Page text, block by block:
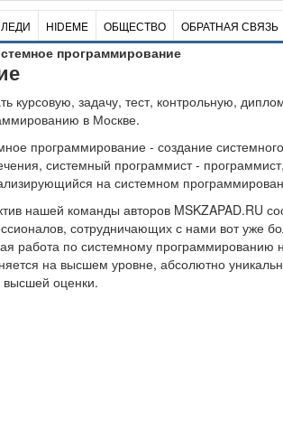
ЛЕДИ HIDEME ОБЩЕСТВО ОБРАТНАЯ СВЯЗЬ
программирование
курсовую, задачу, тест, контрольную,
в Москве.
программирование - создание
системный программист - программист,
на системном
нашей команды авторов MSKZAPAD.RU
сотрудничающих с нами вот уже
работа по системному программированию
на высшем уровне, абсолютно
высшей оценки.